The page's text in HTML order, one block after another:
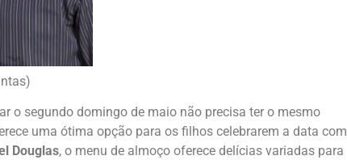
o segundo domingo de maio não precisa ter o mesmo
uma ótima opção para os filhos celebrarem a data com
Douglas, o menu de almoço oferece delícias variadas para